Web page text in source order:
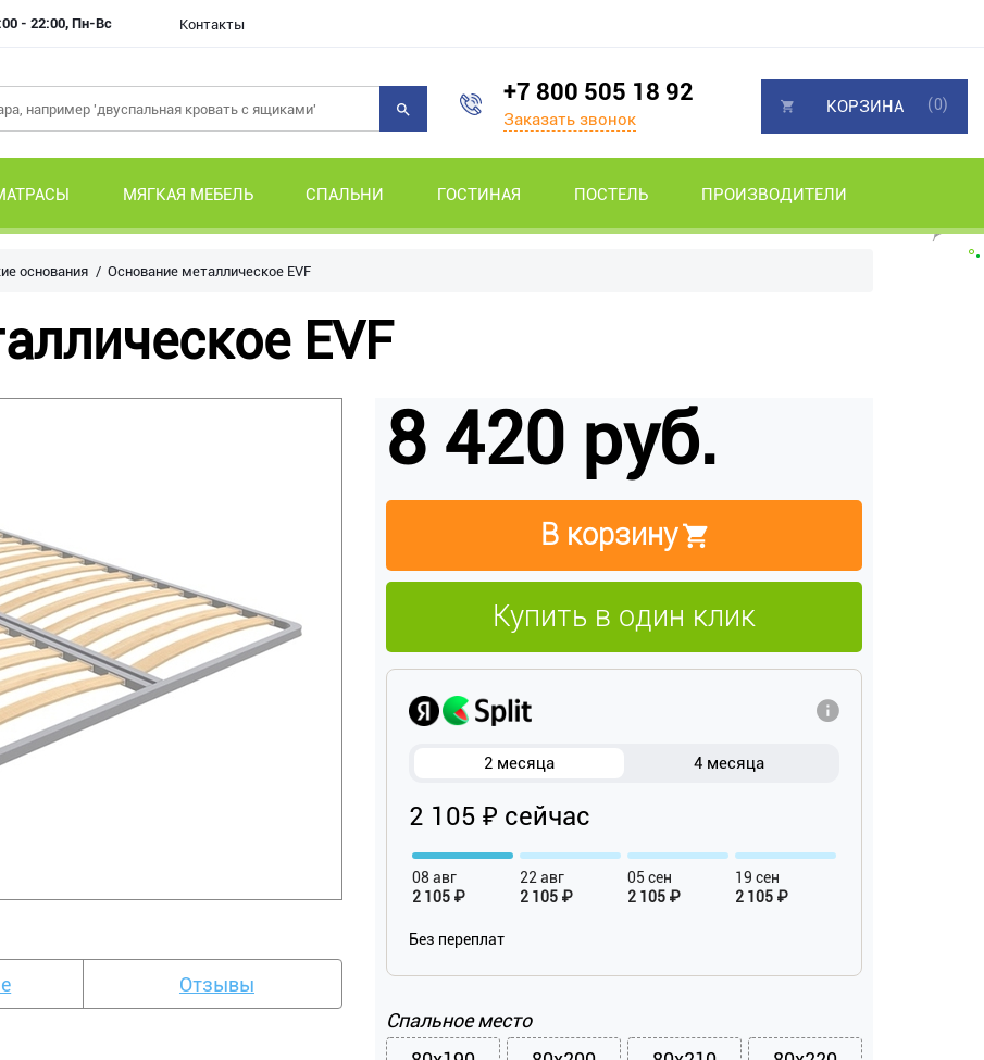
- 22:00, Пн-Вс Контакты
+7 800 505 18 92
Заказать звонок
МЯГКАЯ МЕБЕЛЬ СПАЛЬНИ ГОСТИНАЯ ПОСТЕЛЬ ПРОИЗВОДИТЕЛИ
КОРЗИНА (0)
основания Основание металлическое EVF
EVF
Отзывы
8 420 руб.
В корзину
Купить в один клик
2 месяца 4 месяца
2 105 ₽ сейчас
08 авг
2 105 ₽
22 авг
2 105 ₽
05 сен
2 105 ₽
19 сен
2 105 ₽
Без переплат
Спальное место